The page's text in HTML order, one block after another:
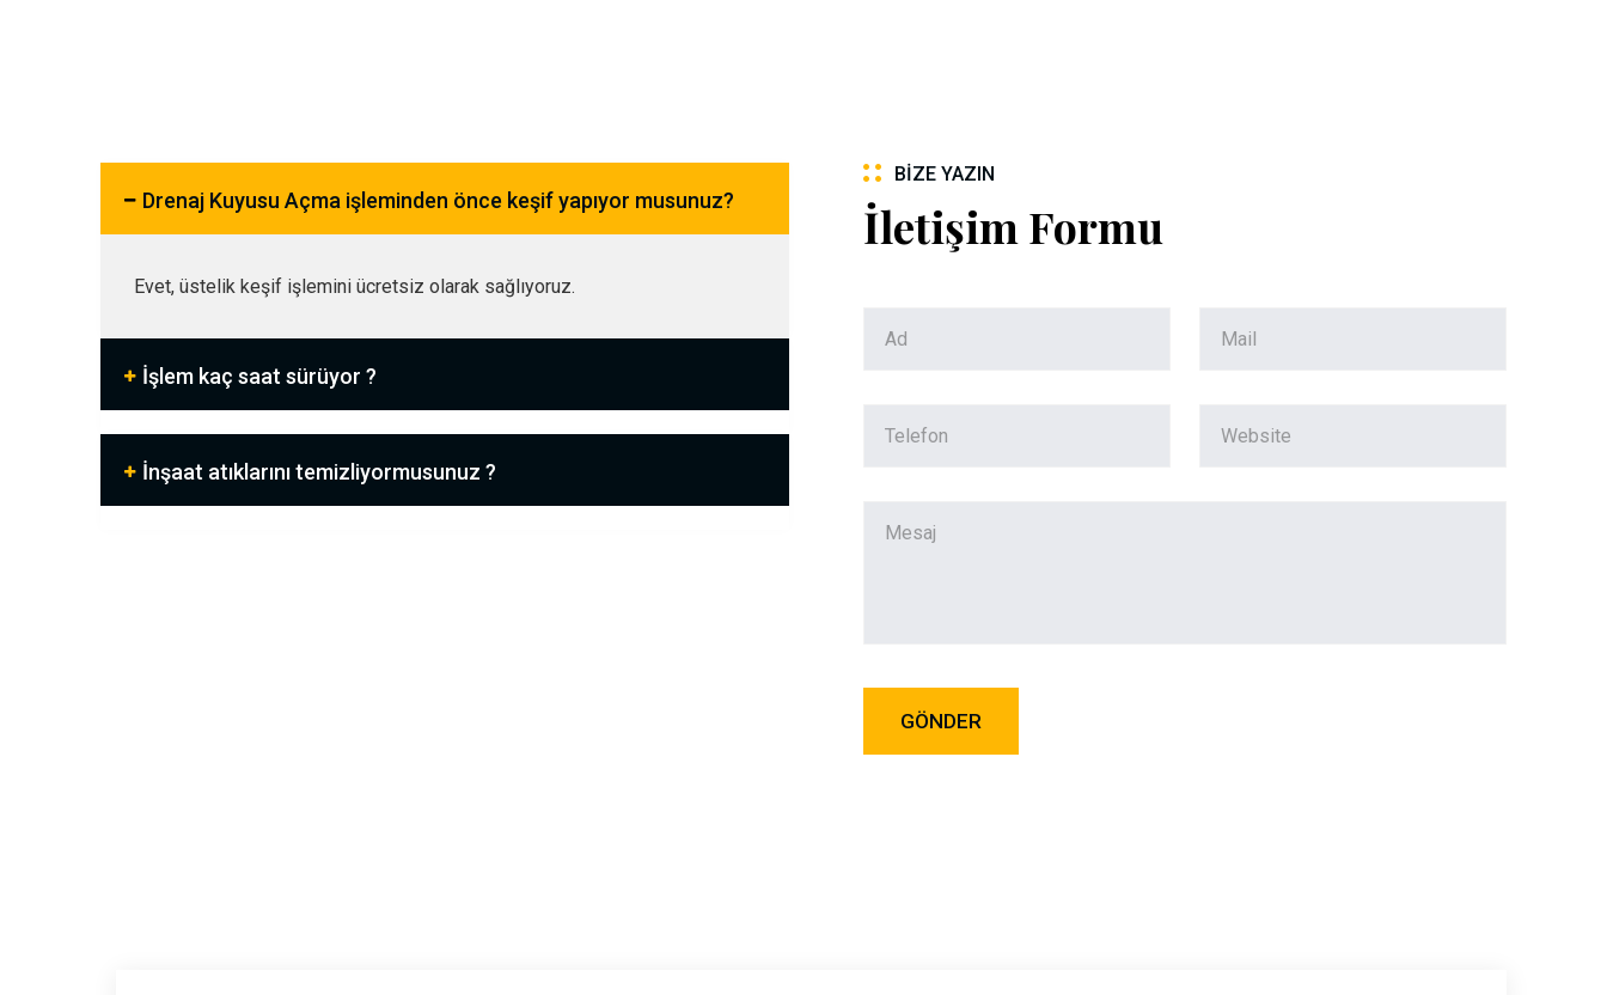
Drenaj Kuyusu Açma işleminden önce keşif yapıyor musunuz?
Evet, üstelik keşif işlemini ücretsiz olarak sağlıyoruz.
İşlem kaç saat sürüyor ?
İnşaat atıklarını temizliyormusunuz ?
BIZE YAZIN
İletişim Formu